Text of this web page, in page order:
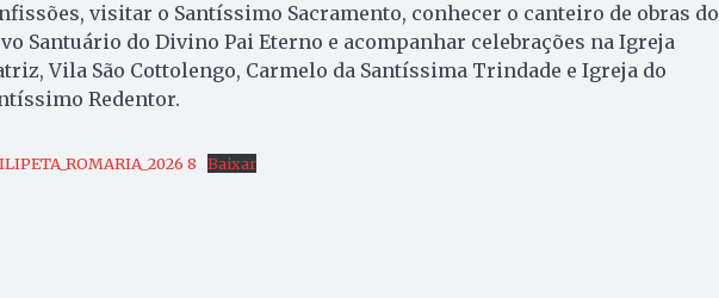
visitar o Santíssimo Sacramento, conhecer o canteiro de obras do
Santuário do Divino Pai Eterno e acompanhar celebrações na Igreja
Vila São Cottolengo, Carmelo da Santíssima Trindade e Igreja do
Redentor.
8 Baixar